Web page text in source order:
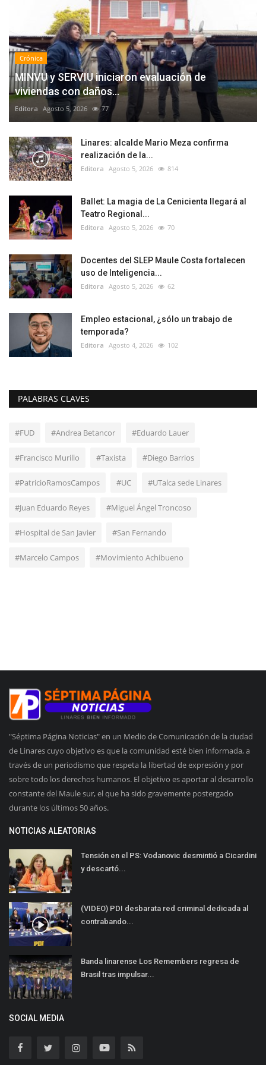
Crónica
MINVU y SERVIU iniciaron evaluación de
viviendas con daños...
Editora Agosto 5, 2026 77
Linares: alcalde Mario Meza confirma
realización de la...
Editora Agosto 5, 2026 814
Ballet: La magia de La Cenicienta llegará al
Teatro Regional...
Editora Agosto 5, 2026 70
Docentes del SLEP Maule Costa fortalecen
uso de Inteligencia...
Editora Agosto 5, 2026 62
Empleo estacional, ¿sólo un trabajo de
temporada?
Editora Agosto 4, 2026 102
PALABRAS CLAVES
#FUD #Andrea Betancor #Eduardo Lauer
#Francisco Murillo #Taxista #Diego Barrios
#PatricioRamosCampos #UC #UTalca sede Linares
#Juan Eduardo Reyes #Miguel Ángel Troncoso
#Hospital de San Javier #San Fernando
#Marcelo Campos #Movimiento Achibueno
"Séptima Página Noticias" en un Medio de Comunicación de la ciudad
de Linares cuyo objetivo es que la comunidad esté bien informada, a
través de un periodismo que respeta la libertad de expresión y por
sobre todo los derechos humanos. El objetivo es aportar al desarrollo
constante del Maule sur, el que ha sido gravemente postergado
durante los últimos 50 años.
NOTICIAS ALEATORIAS
Tensión en el PS: Vodanovic desmintió a Cicardini
y descartó...
(VIDEO) PDI desbarata red criminal dedicada al
contrabando...
Banda linarense Los Remembers regresa de
Brasil tras impulsar...
SOCIAL MEDIA